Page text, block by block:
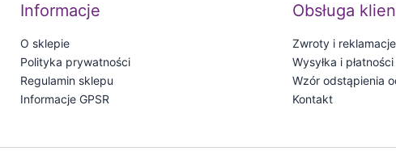
Informacje
O sklepie
Polityka prywatności
Regulamin sklepu
Informacje GPSR
Obsługa
Zwroty i reklamacje
Wysyłka i płatności
Wzór odstąpienia
Kontakt